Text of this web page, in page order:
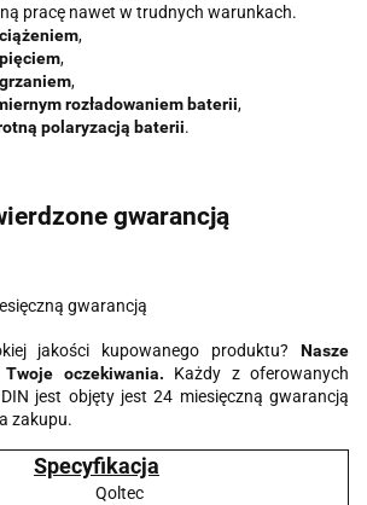
pracę nawet w trudnych warunkach.
,
,
,
rozładowaniem baterii,
polaryzacją baterii.
gwarancją
gwarancją
jakości kupowanego produktu? Nasze
oczekiwania. Każdy z oferowanych
jest objęty jest 24 miesięczną gwarancją
zakupu.
Specyfikacja
Qoltec